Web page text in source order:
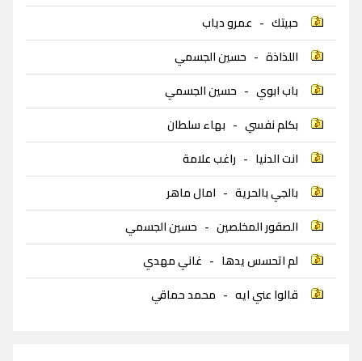
حبيتك - عمرو دياب
اللذاذة - حسين الجسمي
باب ابوي - حسين الجسمي
بكلم نفسي - بهاء سلطان
انت الدنيا - راغب علامة
بالجي بالحرية - امال ماهر
الصقور المخلصين - حسين الجسمي
لم اتحسس يدها - غاني مهدي
قالوا عني ايه - محمد حماقي